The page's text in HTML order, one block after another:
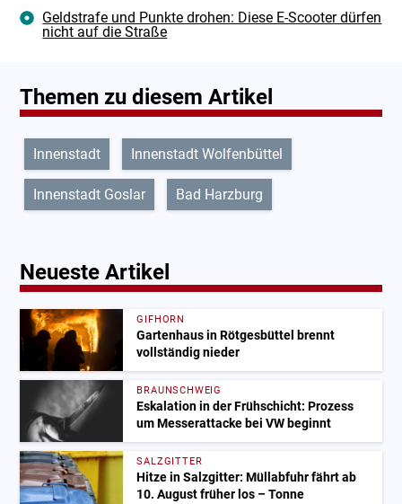
Geldstrafe und Punkte drohen: Diese E-Scooter dürfen
nicht auf die Straße
Themen zu diesem Artikel
Innenstadt Innenstadt Wolfenbüttel
Innenstadt Goslar Bad Harzburg
Neueste Artikel
GIFHORN
Gartenhaus in Rötgesbüttel brennt
vollständig nieder
BRAUNSCHWEIG
Eskalation in der Frühschicht: Prozess
um Messerattacke bei VW beginnt
SALZGITTER
Hitze in Salzgitter: Müllabfuhr fährt ab
10. August früher los – Tonne